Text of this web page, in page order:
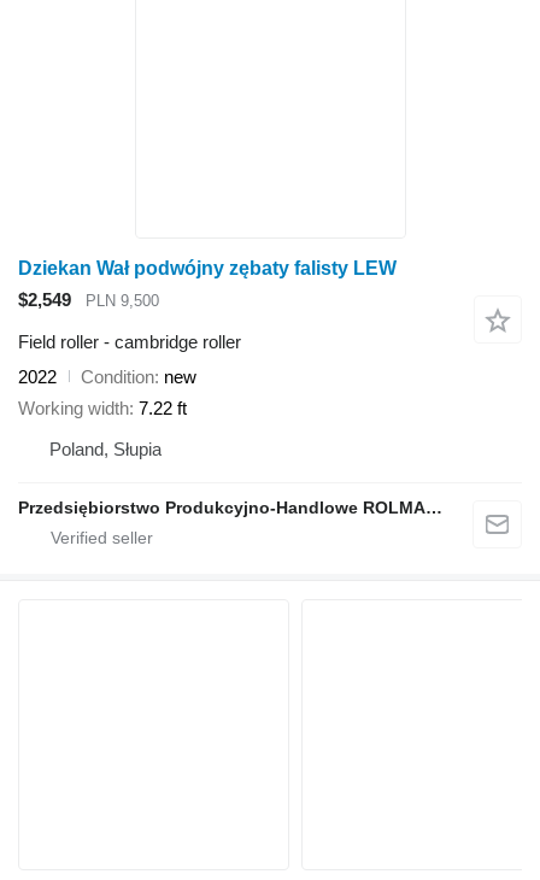
Dziekan Wał podwójny zębaty falisty LEW
$2,549
PLN 9,500
Field roller - cambridge roller
2022
Condition new
Working width 7.22 ft
Poland, Słupia
Przedsiębiorstwo Produkcyjno-Handlowe ROLMAPOL Marcin Dziekan